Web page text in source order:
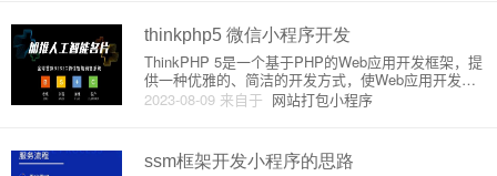
序，不需要像APP一样需要下
thinkphp5 微信小程序开发
2023-08-09 来自于 网站打包小程序
ThinkPHP 5是一个基于PHP的Web应用开发框架，提
供一种优雅的、简洁的开发方式，使Web应用开发变
得更加高效和简单。微信小程序是指可以在微信中运
行的小应用程序，它具有前后端分离、轻量、跨平台
ssm框架开发小程序的思路